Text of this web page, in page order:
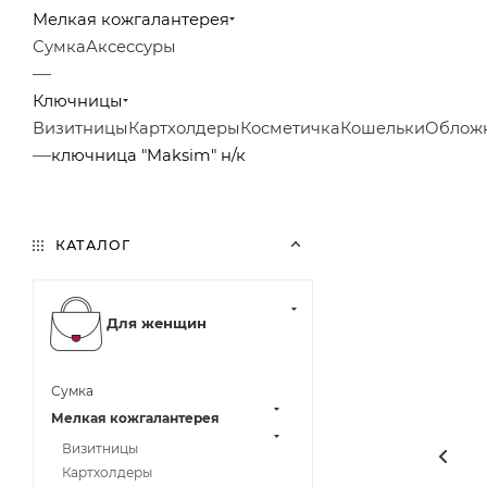
Мелкая кожгалантерея
СумкаАксессуры
—
Ключницы
ВизитницыКартхолдерыКосметичкаКошельки
—ключница "Maksim" н/к
КАТАЛОГ
Для женщин
Сумка
Мелкая кожгалантерея
Визитницы
Картхолдеры